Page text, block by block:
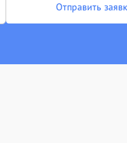
Отправить